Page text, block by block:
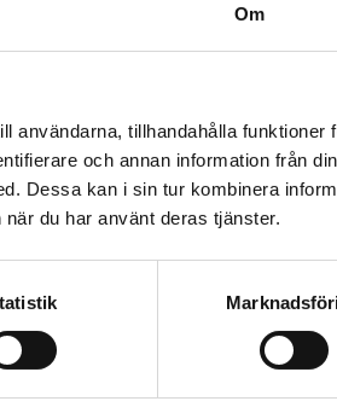
Om
användarna, tillhandahålla funktioner
och annan information från
Dessa kan i sin tur kombinera
du har använt deras tjänster.
kr